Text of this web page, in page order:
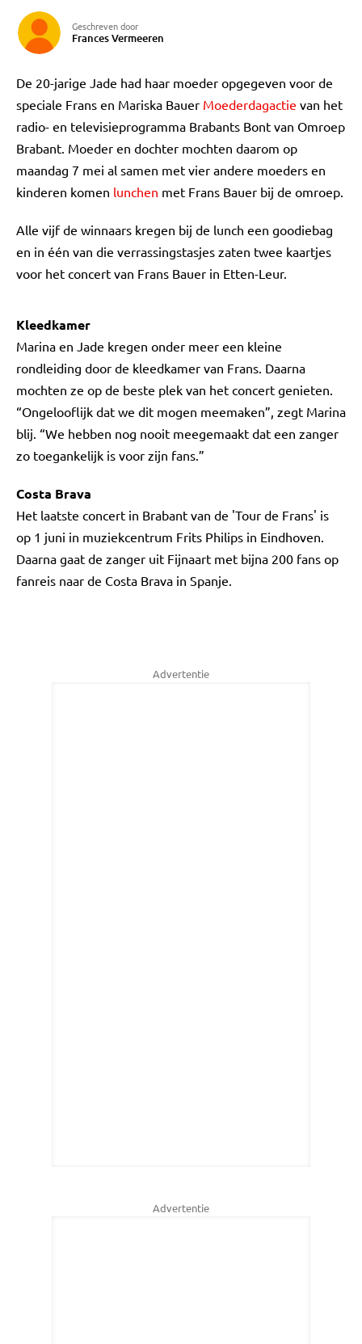
Geschreven door
Frances Vermeeren
De 20-jarige Jade had haar moeder opgegeven voor de
speciale Frans en Mariska Bauer Moederdagactie van het
radio- en televisieprogramma Brabants Bont van Omroep
Brabant. Moeder en dochter mochten daarom op
maandag 7 mei al samen met vier andere moeders en
kinderen komen lunchen met Frans Bauer bij de omroep.
Alle vijf de winnaars kregen bij de lunch een goodiebag
en in één van die verrassingstasjes zaten twee kaartjes
voor het concert van Frans Bauer in Etten-Leur.
Kleedkamer
Marina en Jade kregen onder meer een kleine
rondleiding door de kleedkamer van Frans. Daarna
mochten ze op de beste plek van het concert genieten.
“Ongelooflijk dat we dit mogen meemaken”, zegt Marina
blij. “We hebben nog nooit meegemaakt dat een zanger
zo toegankelijk is voor zijn fans.”
Costa Brava
Het laatste concert in Brabant van de 'Tour de Frans' is
op 1 juni in muziekcentrum Frits Philips in Eindhoven.
Daarna gaat de zanger uit Fijnaart met bijna 200 fans op
fanreis naar de Costa Brava in Spanje.
Advertentie
Advertentie